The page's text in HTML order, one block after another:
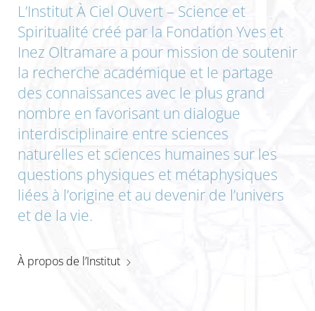
L’Institut À Ciel Ouvert – Science et
Spiritualité créé par la Fondation Yves et
Inez Oltramare a pour mission de soutenir
la recherche académique et le partage
des connaissances avec le plus grand
nombre en favorisant un dialogue
interdisciplinaire entre sciences
naturelles et sciences humaines sur les
questions physiques et métaphysiques
liées à l’origine et au devenir de l’univers
et de la vie.
À propos de l’Institut